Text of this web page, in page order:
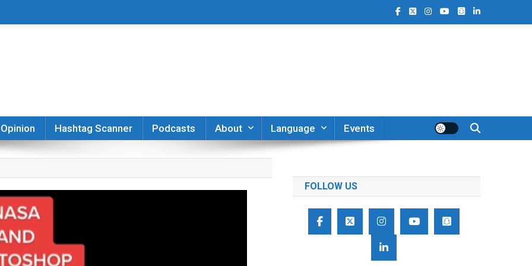
Opinion Hashtag Scanner Podcasts About Language Events
FOLLOW US